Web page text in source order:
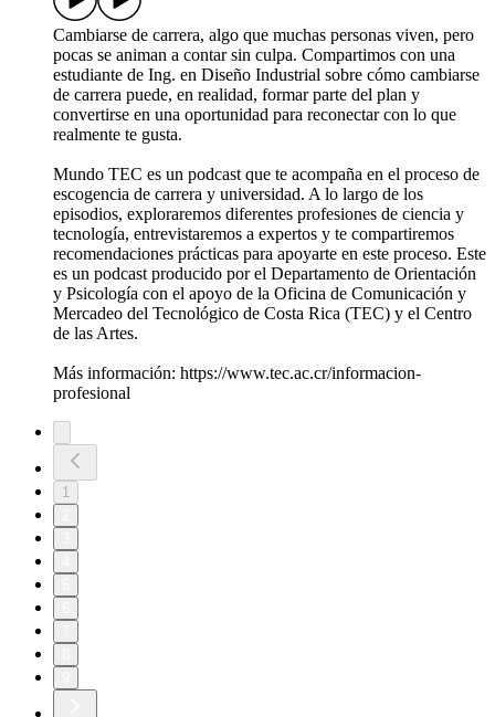
Cambiarse de carrera, algo que muchas personas viven, pero
pocas se animan a contar sin culpa. Compartimos con una
estudiante de Ing. en Diseño Industrial sobre cómo cambiarse
de carrera puede, en realidad, formar parte del plan y
convertirse en una oportunidad para reconectar con lo que
realmente te gusta.
Mundo TEC es un podcast que te acompaña en el proceso de
escogencia de carrera y universidad. A lo largo de los
episodios, exploraremos diferentes profesiones de ciencia y
tecnología, entrevistaremos a expertos y te compartiremos
recomendaciones prácticas para apoyarte en este proceso. Este
es un podcast producido por el Departamento de Orientación
y Psicología con el apoyo de la Oficina de Comunicación y
Mercadeo del Tecnológico de Costa Rica (TEC) y el Centro
de las Artes.
Más información: https://www.tec.ac.cr/informacion-
profesional
1